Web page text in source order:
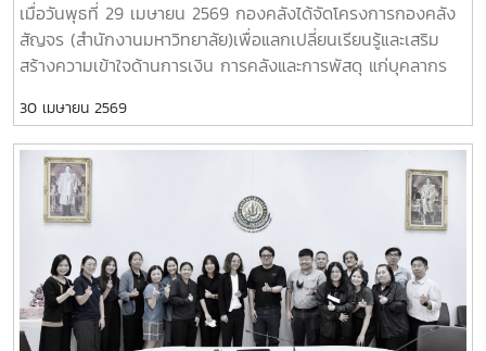
เมื่อวันพุธที่ 29 เมษายน 2569 กองคลังได้จัดโครงการกองคลัง
สัญจร (สำนักงานมหาวิทยาลัย)เพื่อแลกเปลี่ยนเรียนรู้และเสริม
สร้างความเข้าใจด้านการเงิน การคลังและการพัสดุ แก่บุคลากร
สำนักงานมหาวิทยาลัย ทั้งนี้ การเข้าพบหน่วยงานต่าง ๆ เป็น
กิจกรรมภายใต้โครงการกองคลังสัญจร ปี 2569 เพื่อส่งเสริม
การแลกเปลี่ยนเรียนรู้และพัฒนาความเข้าใจด้านการเงิน การคลัง
และการพัสดุแก่ผู้บริหารและผู้ปฏิบัติงานที่เกี่ยวข้อง
30 เมษายน 2569